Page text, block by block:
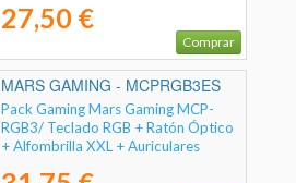
27,50 €
Comprar
MARS GAMING - MCPRGB3ES
Pack Gaming Mars Gaming MCP-
RGB3/ Teclado RGB + Ratón Óptico
+ Alfombrilla XXL + Auriculares